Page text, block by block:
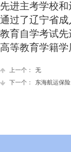
先进主考学校
通过了辽宁省
教育自学考试先
高等教育学籍
上一个：
无
下一个：
东海航运保险